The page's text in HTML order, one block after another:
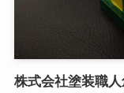
株式会社塗装職